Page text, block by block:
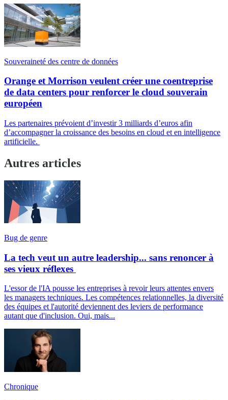
Souveraineté des centre de données
Orange et Morrison veulent créer une coentreprise
de data centers pour renforcer le cloud souverain
européen
Les partenaires prévoient d’investir 3 milliards d’euros afin
d’accompagner la croissance des besoins en cloud et en intelligence
artificielle.
Autres articles
Bug de genre
La tech veut un autre leadership... sans renoncer à
ses vieux réflexes
L'essor de l'IA pousse les entreprises à revoir leurs attentes envers
les managers techniques. Les compétences relationnelles, la diversité
des équipes et l'autorité deviennent des leviers de performance
autant que d'inclusion. Oui, mais...
Chronique